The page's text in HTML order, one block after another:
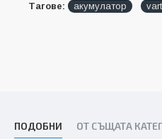
Тагове: акумулатор
ПОДОБНИ ОТ СЪЩАТА